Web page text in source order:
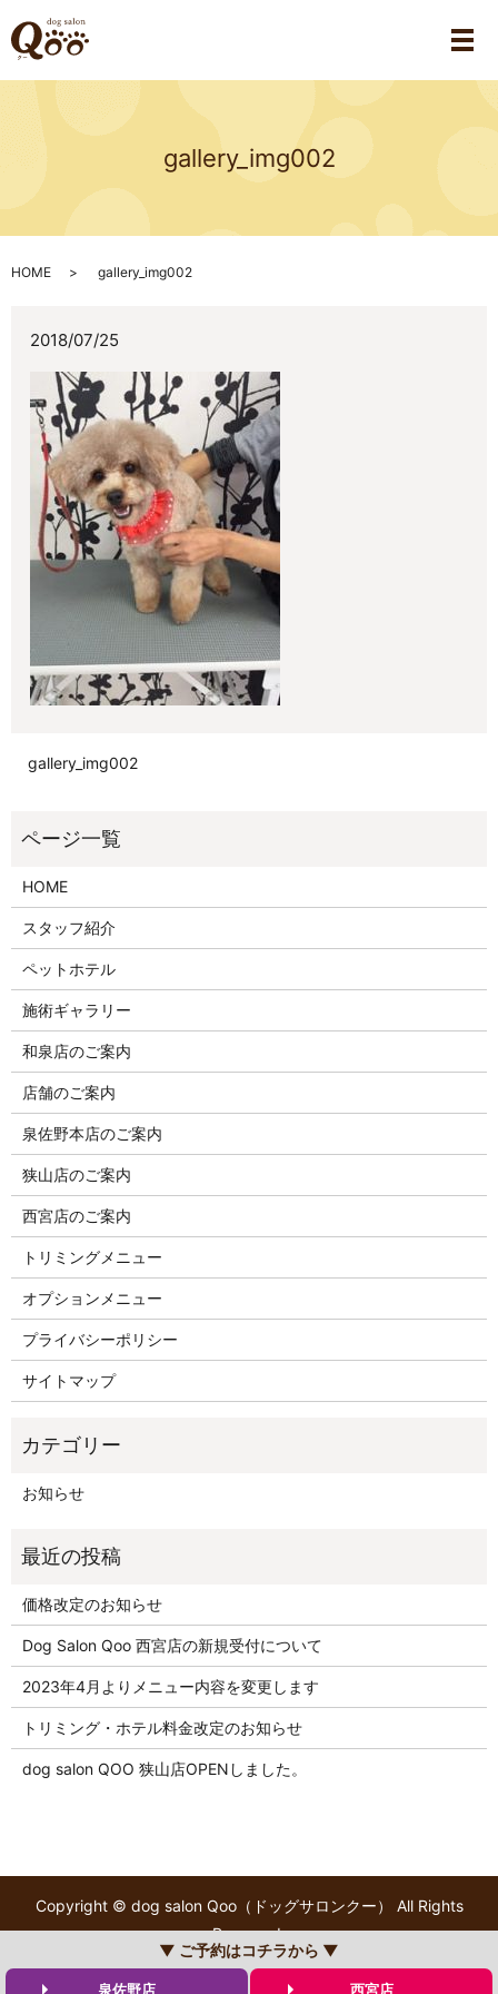
メ
gallery_img002
HOME gallery_img002
2018/07/25
gallery_img002
HOME
スタッフ紹介
ペットホテル
施術ギャラリー
和泉店のご案内
店舗のご案内
泉佐野本店のご案内
狭山店のご案内
西宮店のご案内
トリミングメニュー
オプションメニュー
プライバシーポリシー
サイトマップ
お知らせ
価格改定のお知らせ
Dog Salon Qoo 西宮店の新規受付について
2023年4月よりメニュー内容を変更します
トリミング・ホテル料金改定のお知らせ
dog salon QOO 狭山店OPENしました。
Copyright © dog salon Qoo（ドッグサロンクー） All Rights
Reserved.
【掲載の記事・写真・イラストなどの無断複写・転載を禁じま
▼ ご予約はコチラから ▼
泉佐野店 西宮店